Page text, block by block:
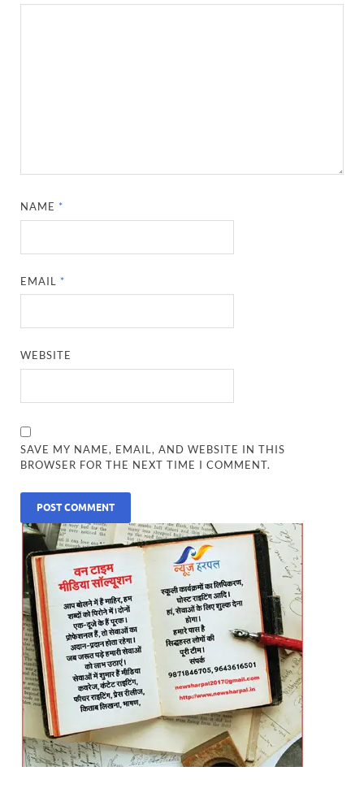
NAME *
EMAIL *
WEBSITE
SAVE MY NAME, EMAIL, AND WEBSITE IN THIS
BROWSER FOR THE NEXT TIME I COMMENT.